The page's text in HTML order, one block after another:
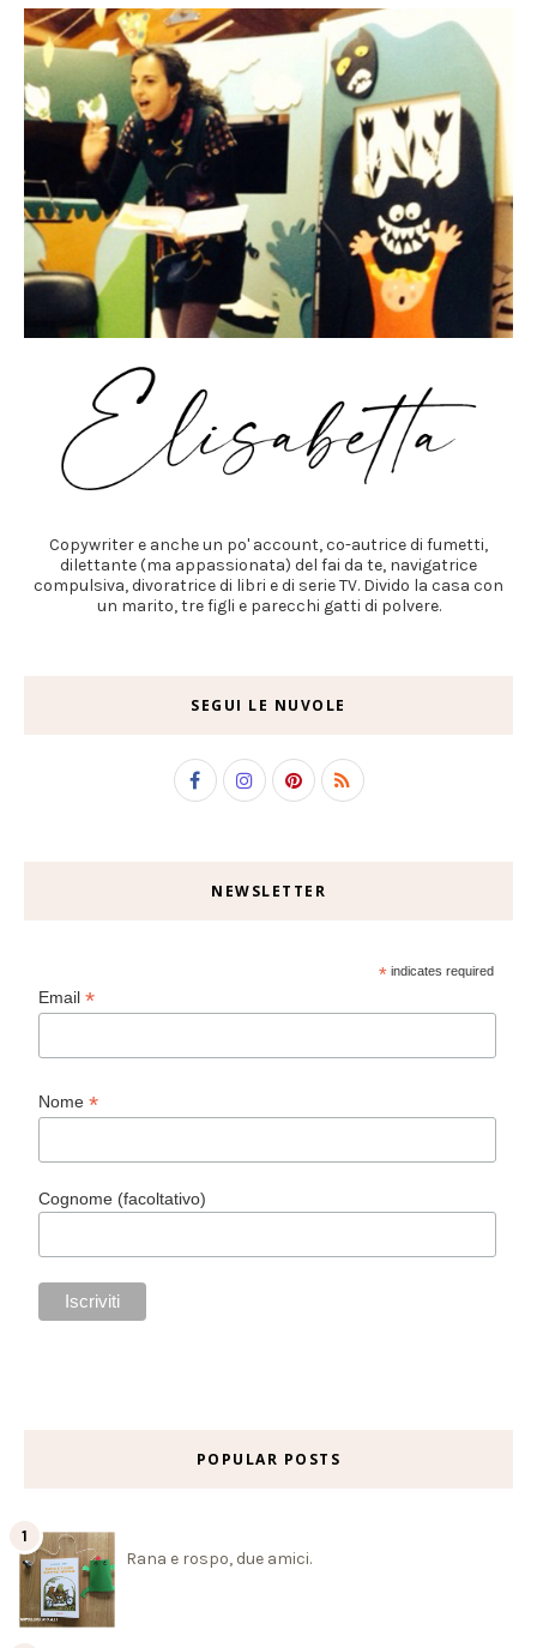
Copywriter e anche un po' account, co-autrice di fumetti,
dilettante (ma appassionata) del fai da te, navigatrice
compulsiva, divoratrice di libri e di serie TV. Divido la casa con
un marito, tre figli e parecchi gatti di polvere.
SEGUI LE NUVOLE
NEWSLETTER
* indicates required
Email*
Nome*
Cognome (facoltativo)
POPULAR POSTS
Rana e rospo, due amici.